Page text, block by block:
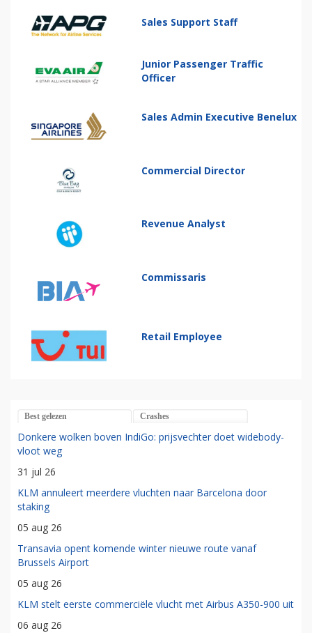
Sales Support Staff
Junior Passenger Traffic
Officer
Sales Admin Executive Benelux
Commercial Director
Revenue Analyst
Commissaris
Retail Employee
Best gelezen Crashes
Donkere wolken boven IndiGo: prijsvechter doet widebody-
vloot weg
31 jul 26
KLM annuleert meerdere vluchten naar Barcelona door
staking
05 aug 26
Transavia opent komende winter nieuwe route vanaf
Brussels Airport
05 aug 26
KLM stelt eerste commerciële vlucht met Airbus A350-900 uit
06 aug 26